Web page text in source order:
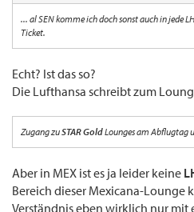
... al SEN komme ich doch sonst auch in jede
Ticket.
Echt? Ist das so?
Die Lufthansa schreibt zum
Zugang zuSTAR GoldLounges am Abflugtag
Aber in MEX ist es ja leider keine
Bereich dieser Mexicana-Lounge
Verständnis eben wirklich nur mit